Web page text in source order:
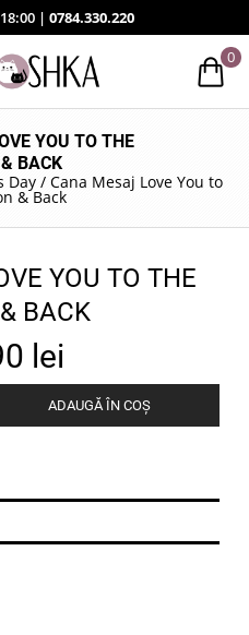
| 0784.330.220
0
YOU TO THE
BACK
Day/ Cana Mesaj Love You to
& Back
YOU TO THE
BACK
lei
ADAUGĂ ÎN COȘ